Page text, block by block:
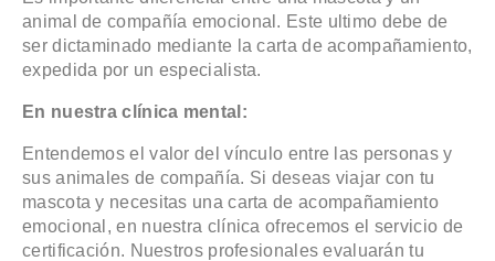
animal de compañía emocional. Este ultimo debe de
ser dictaminado mediante la carta de acompañamiento,
expedida por un especialista.
En nuestra clínica mental:
Entendemos el valor del vínculo entre las personas y
sus animales de compañía. Si deseas viajar con tu
mascota y necesitas una carta de acompañamiento
emocional, en nuestra clínica ofrecemos el servicio de
certificación. Nuestros profesionales evaluarán tu